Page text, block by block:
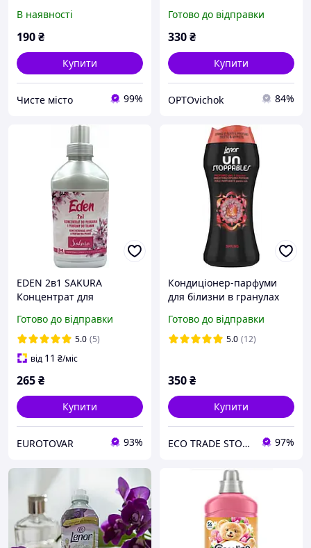
В наявності
190₴
Купити
Чисте місто 99%
Divine Petals, (230 прань
Готово до відправки
330₴
Купити
OPTOvichok 84%
EDEN 2в1 SAKURA
Концентрат для
Парфуми 748 мл
Готово до відправки
5.0 (5)
від 11 ₴/міс
265₴
Купити
EUROTOVAR 93%
Кондиціонер-парфуми
для білизни в гранулах
Spring 210 g
Готово до відправки
5.0 (12)
350₴
Купити
ECO TRADE STORE 97%